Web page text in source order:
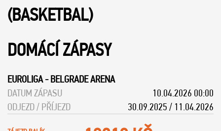
(BASKETBAL)
DOMÁCÍ ZÁPASY
EUROLIGA-BELGRADE ARENA
DATUM ZÁPASU
10.04.2026 00:00
ODJEZD / PŘÍJEZD
30.09.2025 / 11.04.2026